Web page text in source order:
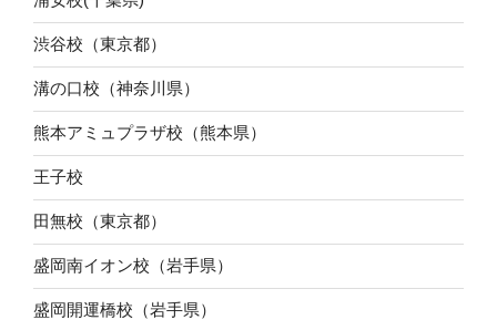
渋谷校（東京都）
溝の口校（神奈川県）
熊本アミュプラザ校（熊本県）
王子校
田無校（東京都）
盛岡南イオン校（岩手県）
盛岡開運橋校（岩手県）